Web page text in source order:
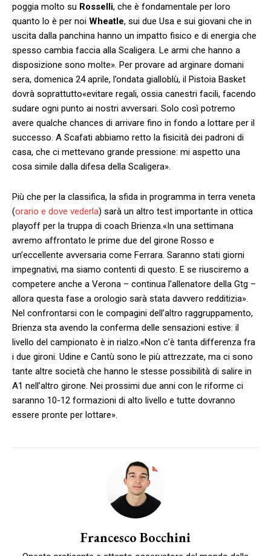
poggia molto su Rosselli, che è fondamentale per loro
quanto lo è per noi Wheatle, sui due Usa e sui giovani che in
uscita dalla panchina hanno un impatto fisico e di energia che
spesso cambia faccia alla Scaligera. Le armi che hanno a
disposizione sono molte». Per provare ad arginare domani
sera, domenica 24 aprile, l’ondata gialloblù, il Pistoia Basket
dovrà soprattutto«evitare regali, ossia canestri facili, facendo
sudare ogni punto ai nostri avversari. Solo così potremo
avere qualche chances di arrivare fino in fondo a lottare per il
successo. A Scafati abbiamo retto la fisicità dei padroni di
casa, che ci mettevano grande pressione: mi aspetto una
cosa simile dalla difesa della Scaligera».
Più che per la classifica, la sfida in programma in terra veneta
(orario e dove vederla) sarà un altro test importante in ottica
playoff per la truppa di coach Brienza.«In una settimana
avremo affrontato le prime due del girone Rosso e
un’eccellente avversaria come Ferrara. Saranno stati giorni
impegnativi, ma siamo contenti di questo. E se riusciremo a
competere anche a Verona – continua l’allenatore della Gtg –
allora questa fase a orologio sarà stata davvero redditizia».
Nel confrontarsi con le compagini dell’altro raggruppamento,
Brienza sta avendo la conferma delle sensazioni estive: il
livello del campionato è in rialzo.«Non c’è tanta differenza fra
i due gironi. Udine e Cantù sono le più attrezzate, ma ci sono
tante altre società che hanno le stesse possibilità di salire in
A1 nell’altro girone. Nei prossimi due anni con le riforme ci
saranno 10-12 formazioni di alto livello e tutte dovranno
essere pronte per lottare».
Francesco Bocchini